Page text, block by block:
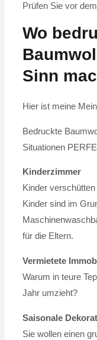
Prüfen Sie vor
Wo
Sinn
Hier ist meine
Bedruckte
Situationen
Kinderzimmer
Kinder
Kinder sind im
für die Eltern.
Vermietete
Warum in teure
Jahr umzieht?
Saisonale
Sie wollen einen